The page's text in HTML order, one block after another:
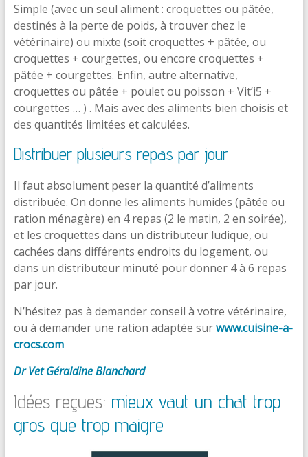
Simple (avec un seul aliment : croquettes ou pâtée,
destinés à la perte de poids, à trouver chez le
vétérinaire) ou mixte (soit croquettes + pâtée, ou
croquettes + courgettes, ou encore croquettes +
pâtée + courgettes. Enfin, autre alternative,
croquettes ou pâtée + poulet ou poisson + Vit’i5 +
courgettes … ) . Mais avec des aliments bien choisis et
des quantités limitées et calculées.
Distribuer plusieurs repas par jour
Il faut absolument peser la quantité d’aliments
distribuée. On donne les aliments humides (pâtée ou
ration ménagère) en 4 repas (2 le matin, 2 en soirée),
et les croquettes dans un distributeur ludique, ou
cachées dans différents endroits du logement, ou
dans un distributeur minuté pour donner 4 à 6 repas
par jour.
N’hésitez pas à demander conseil à votre vétérinaire,
ou à demander une ration adaptée surwww.cuisine-a-
crocs.com
Dr Vet Géraldine Blanchard
Idées reçues: mieux vaut un chat trop
gros que trop maigre